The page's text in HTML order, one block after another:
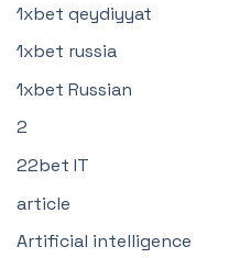
1xbet qeydiyyat
1xbet russia
1xbet Russian
2
22bet IT
article
Artificial intelligence